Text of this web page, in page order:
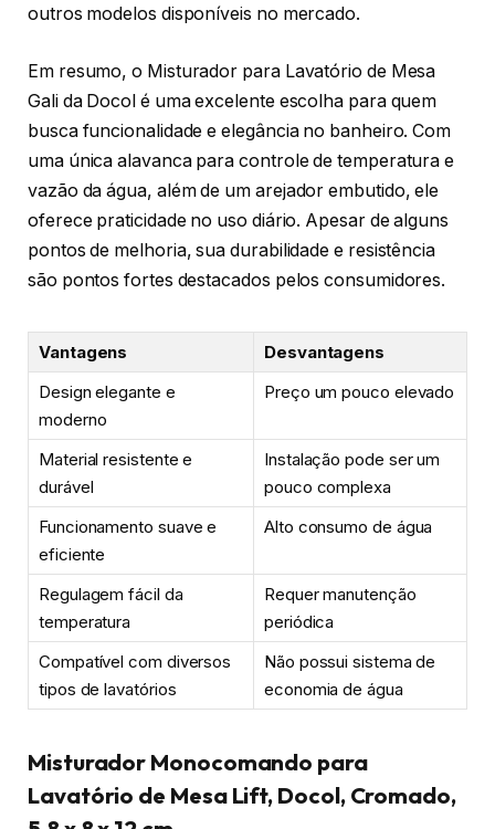
outros modelos disponíveis no mercado.
Em resumo, o Misturador para Lavatório de Mesa
Gali da Docol é uma excelente escolha para quem
busca funcionalidade e elegância no banheiro. Com
uma única alavanca para controle de temperatura e
vazão da água, além de um arejador embutido, ele
oferece praticidade no uso diário. Apesar de alguns
pontos de melhoria, sua durabilidade e resistência
são pontos fortes destacados pelos consumidores.
Vantagens
Desvantagens
Design elegante e
moderno
Preço um pouco elevado
Material resistente e
durável
Instalação pode ser um
pouco complexa
Funcionamento suave e
eficiente
Alto consumo de água
Regulagem fácil da
temperatura
Requer manutenção
periódica
Compatível com diversos
tipos de lavatórios
Não possui sistema de
economia de água
Misturador Monocomando para
Lavatório de Mesa Lift, Docol, Cromado,